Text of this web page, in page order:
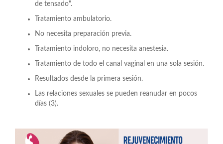
de tensado".
Tratamiento ambulatorio.
No necesita preparación previa.
Tratamiento indoloro, no necesita anestesia.
Tratamiento de todo el canal vaginal en una sola sesión.
Resultados desde la primera sesión.
Las relaciones sexuales se pueden reanudar en pocos
días (3).